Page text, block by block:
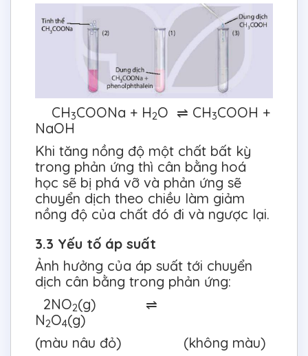
CH3COONa + H2O ⇌ CH3COOH +
NaOH
Khi tăng nồng độ một chất bất kỳ
trong phản ứng thì cân bằng hoá
học sẽ bị phá vỡ và phản ứng sẽ
chuyển dịch theo chiều làm giảm
nồng độ của chất đó đi và ngược lại.
3.3 Yếu tố áp suất
Ảnh hưởng của áp suất tới chuyển
dịch cân bằng trong phản ứng:
2NO2(g) ⇌
N2O4(g)
(màu nâu đỏ) (không màu)